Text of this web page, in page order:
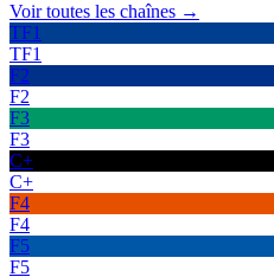
Voir toutes les chaînes →
TF1
TF1
F2
F2
F3
F3
C+
C+
F4
F4
F5
F5